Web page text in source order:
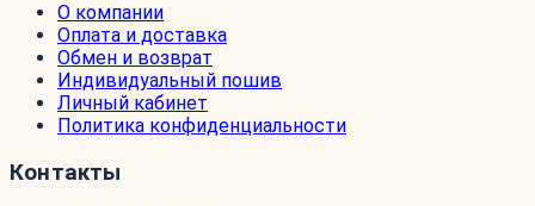
О компании
Оплата и доставка
Обмен и возврат
Индивидуальный пошив
Личный кабинет
Политика конфиденциальности
Контакты